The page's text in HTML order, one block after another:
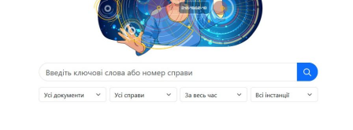
Лайфстайл
Людина